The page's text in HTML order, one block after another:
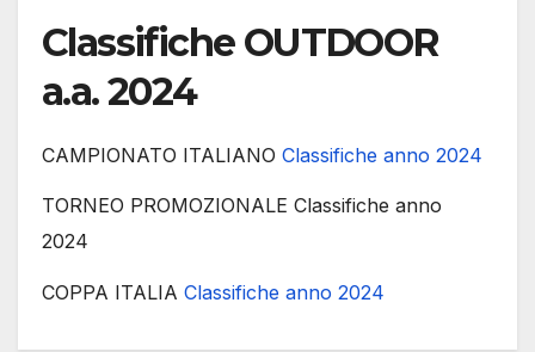
Classifiche OUTDOOR
a.a. 2024
CAMPIONATO ITALIANO Classifiche anno 2024
TORNEO PROMOZIONALE Classifiche anno
2024
COPPA ITALIA Classifiche anno 2024